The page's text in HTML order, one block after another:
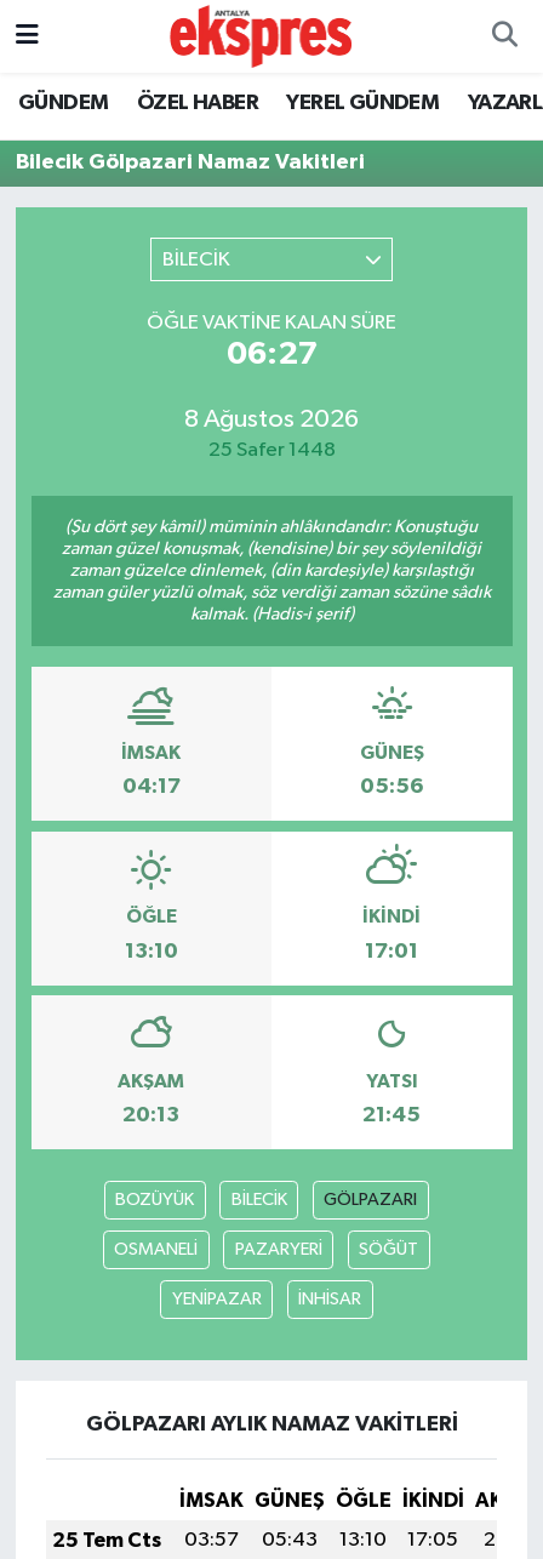
GÜNDEM ÖZEL HABER YEREL GÜNDEM
Bilecik Gölpazari Namaz Vakitleri
BİLECİK
ÖĞLE VAKTINE KALAN SÜRE
06:27
8 Ağustos 2026
25 Safer 1448
(Şu dört şey kâmil) müminin ahlâkındandır: Konuştuğu
zaman güzel konuşmak, (kendisine) bir şey söylenildiği
zaman güzelce dinlemek, (din kardeşiyle) karşılaştığı
zaman güler yüzlü olmak, söz verdiği zaman sözüne sâdık
kalmak. (Hadis-i şerif)
İMSAK
04:17
GÜNEŞ
05:56
ÖĞLE
13:10
İKINDI
17:01
AKŞAM
20:13
YATSI
21:45
BOZÜYÜK BİLECİK GÖLPAZARI
OSMANELİ PAZARYERİ SÖĞÜT
YENİPAZAR İNHİSAR
GÖLPAZARI AYLIK NAMAZ VAKITLERI
İMSAK GÜNEŞ ÖĞLE İKINDI
25 Tem Cts
03:57 05:43 13:10 17:05
20:28
ÖZEL HABER
GÜNDEM
EKONOMİ
SAĞLIK
DÜNYA
EĞİTİM
TURİZM
VİDEO HABERLER
YAZARLAR
RESMİ İLAN
MAGAZİN
Nöbetçi Eczaneler
Hava Durumu
Süper Lig Puan Durumu ve Fikstür